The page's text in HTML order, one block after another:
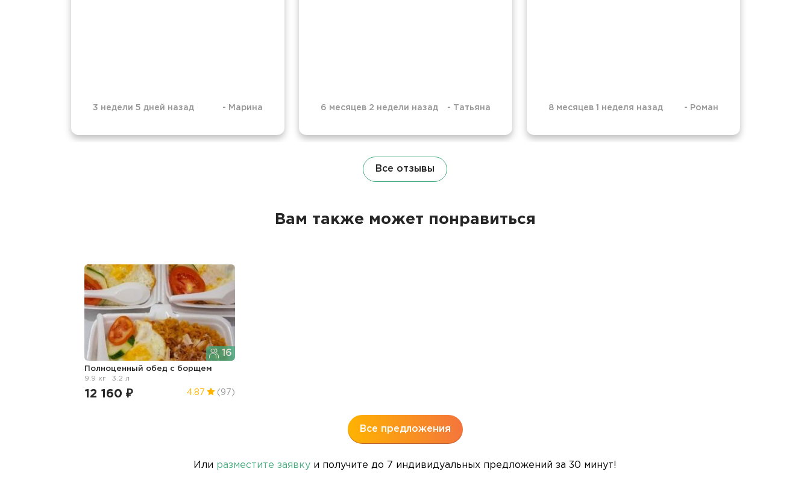
3 недели 5 дней назад - Марина 6 месяцев 2 недели назад - Татьяна 8 месяцев 1 неделя назад - Роман
Все отзывы
Вам также может понравиться
16
Полноценный обед с борщем
9.9 кг
3.2 л
12 160 ₽ 4.87 (97)
Все предложения
Или разместите заявку и получите до 7 индивидуальных предложений за 30 минут!